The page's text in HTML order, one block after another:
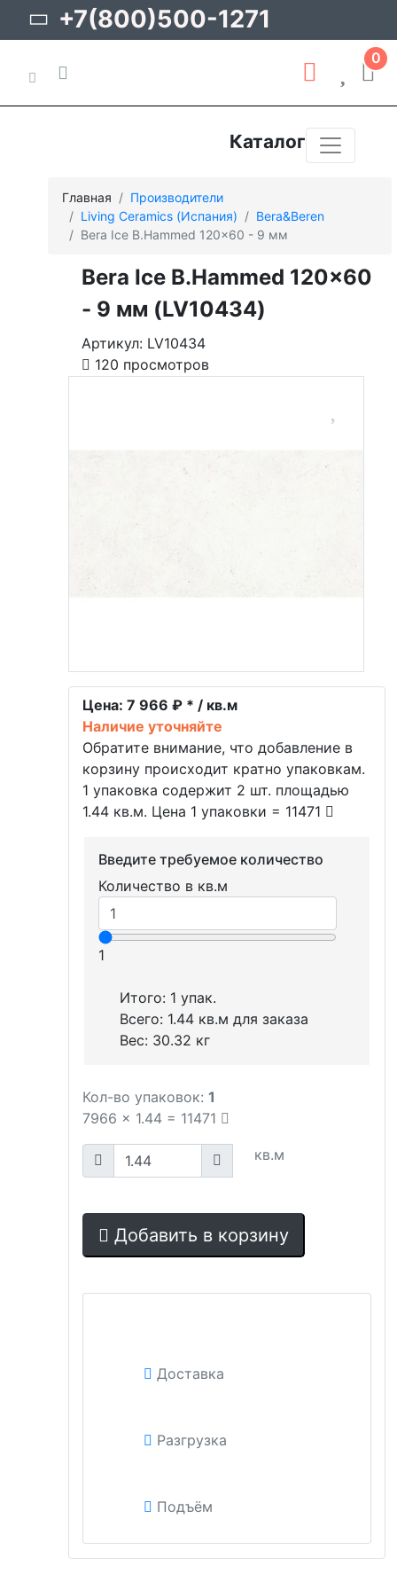
+7(800)500-1271
0
Каталог
Главная
Производители
Living Ceramics (Испания)
Bera&Beren
Bera Ice B.Hammed 120x60 - 9 мм
Bera Ice B.Hammed 120x60
- 9 мм (LV10434)
Артикул: LV10434
120 просмотров
Цена: 7 966 ₽ * / кв.м
Наличие уточняйте
Обратите внимание, что добавление в
корзину происходит кратно упаковкам.
1 упаковка содержит 2 шт. площадью
1.44 кв.м. Цена 1 упаковки = 11471
Введите требуемое количество
Количество в кв.м
1
Итого: 1 упак.
Всего: 1.44 кв.м для заказа
Вес: 30.32 кг
Кол-во упаковок: 1
7966 x 1.44 = 11471
кв.м
Добавить в корзину
Доставка
Разгрузка
Подъём